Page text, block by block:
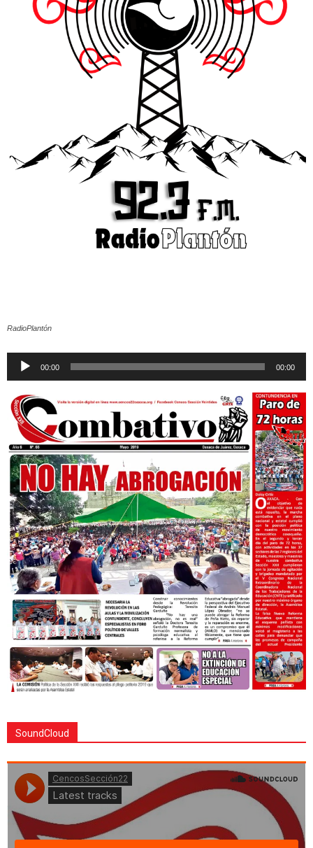
RadioPlantón
Reproductor
00:00 00:00
SoundCloud